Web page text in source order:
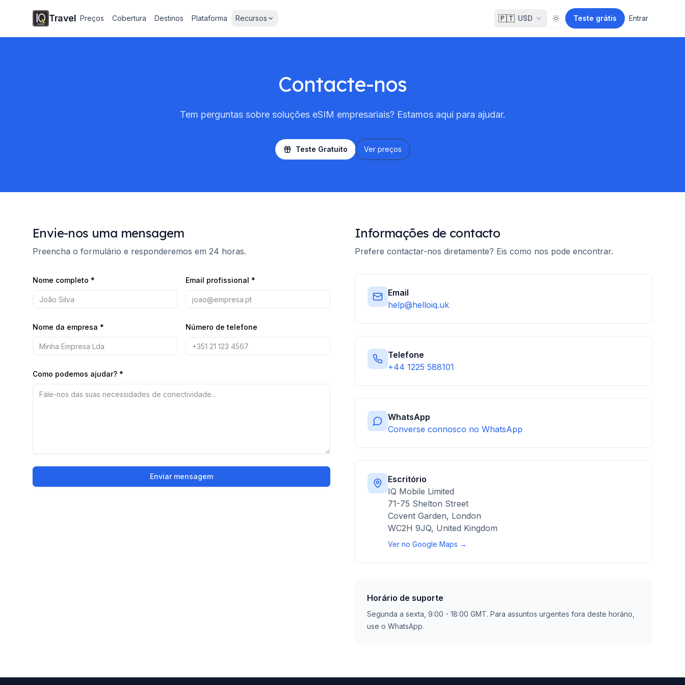
Travel Preços Cobertura Destinos Plataforma Recursos 🇵🇹 USD
Toggle theme
Teste grátis Entrar
Contacte-nos
Tem perguntas sobre soluções eSIM empresariais? Estamos aqui para ajudar.
Teste Gratuito Ver preços
Envie-nos uma mensagem
Preencha o formulário e responderemos em 24 horas.
Nome completo * Email profissional *
Nome da empresa * Número de telefone
Como podemos ajudar? *
Enviar mensagem
Informações de contacto
Prefere contactar-nos diretamente? Eis como nos pode encontrar.
Email
help@helloiq.uk
Telefone
+44 1225 588101
WhatsApp
Converse connosco no WhatsApp
Escritório
IQ Mobile Limited
71-75 Shelton Street
Covent Garden, London
WC2H 9JQ, United Kingdom
Ver no Google Maps →
Horário de suporte
Segunda a sexta, 9:00 - 18:00 GMT. Para assuntos urgentes fora deste horário,
use o WhatsApp.